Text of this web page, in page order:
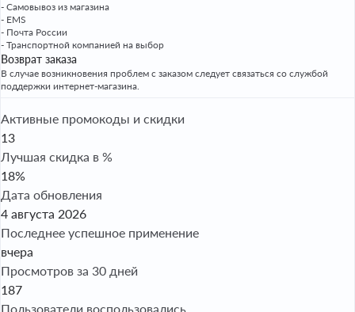
- Самовывоз из магазина
- EMS
- Почта России
- Транспортной компанией на выбор
Возврат заказа
В случае возникновения проблем с заказом следует связаться со службой
поддержки интернет-магазина.
Активные промокоды и скидки
13
Лучшая скидка в %
18%
Дата обновления
4 августа 2026
Последнее успешное применение
вчера
Просмотров за 30 дней
187
Пользователи воспользовались